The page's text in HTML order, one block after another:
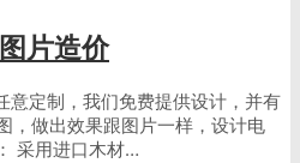
片造价
意定制，我们免费提供设计，并有
，做出效果跟图片一样，设计电
采用进口木材…